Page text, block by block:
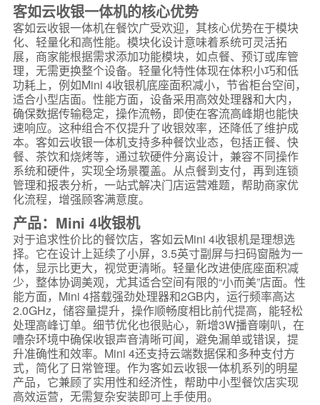
客如云收银一体机的核心优势
客如云收银一体机在餐饮广受欢迎，其核心优势在于模块
化、轻量化和高性能。模块化设计意味着系统可灵活拓
展，商家能根据需求添加功能模块，如点餐、预订或库管
理，无需更换整个设备。轻量化特性体现在体积小巧和低
功耗上，例如Mini 4收银机底座面积减小，节省柜台空间，
适合小型店面。性能方面，设备采用高效处理器和大内，
确保数据传输稳定，操作流畅，即使在客流高峰期也能快
速响应。这种组合不仅提升了收银效率，还降低了维护成
本。客如云收银一体机支持多种餐饮业态，包括正餐、快
餐、茶饮和烧烤等，通过软硬件分离设计，兼容不同操作
系统和硬件，实现全场景覆盖。从点餐到支付，再到连锁
管理和报表分析，一站式解决门店运营难题，帮助商家优
化流程，增强顾客满意度。
产品：Mini 4收银机
对于追求性价比的餐饮店，客如云Mini 4收银机是理想选
择。它在设计上延续了小屏，3.5英寸副屏与扫码窗融为一
体，显示比更大，视觉更清晰。轻量化改进使底座面积减
少，整体协调美观，尤其适合空间有限的“小而美”店面。性
能方面，Mini 4搭载强劲处理器和2GB内，运行频率高达
2.0GHz，储容量提升，操作顺畅度相比前代提高，能轻松
处理高峰订单。细节优化也很贴心，新增3W播音喇叭，在
嘈杂环境中确保收银声音清晰可闻，避免漏单或错误，提
升准确性和效率。Mini 4还支持云端数据保和多种支付方
式，简化了日常管理。作为客如云收银一体机系列的明星
产品，它兼顾了实用性和经济性，帮助中小型餐饮店实现
高效运营，无需复杂安装即可上手使用。